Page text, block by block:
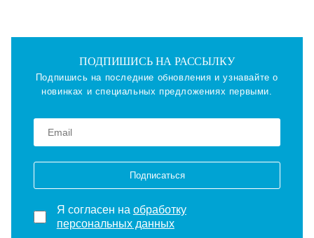
ПОДПИШИСЬ НА РАССЫЛКУ
Подпишись на последние обновления и узнавайте о
новинках и специальных предложениях первыми.
Подписаться
Я согласен на обработку
персональных данных